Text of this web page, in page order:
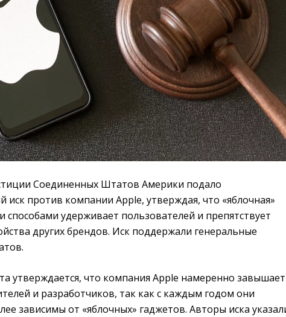
Соединенных Штатов Америки подало
против компании Apple, утверждая, что «яблочная»
способами удерживает пользователей и препятствует
других брендов. Иск поддержали генеральные
утверждается, что компания Apple намеренно завышает
и разработчиков, так как с каждым годом они
зависимы от «яблочных» гаджетов. Авторы иска